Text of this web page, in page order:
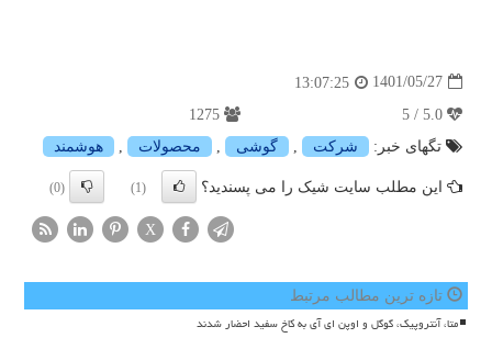
1401/05/27
13:07:25
تگهای خبر:
شركت , گوشی , محصولات , هوشمند
این مطلب سایت شیک را می پسندید؟ (1)
(0)
X
تازه ترین مطالب مرتبط
متا، آنتروپیک، گوگل و اوپن ای آی به کاخ سفید احضار شدند